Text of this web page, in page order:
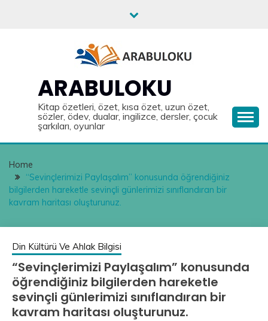
ARABULOKU
Kitap özetleri, özet, kısa özet, uzun özet,
sözler, ödev, dualar, ingilizce, dersler, çocuk
şarkıları, oyunlar
Home
“Sevinçlerimizi Paylaşalım” konusunda öğrendiğiniz
bilgilerden hareketle sevinçli günlerimizi sınıflandıran bir
kavram haritası oluşturunuz.
Din Kültürü Ve Ahlak Bilgisi
“Sevinçlerimizi Paylaşalım” konusunda
öğrendiğiniz bilgilerden hareketle
sevinçli günlerimizi sınıflandıran bir
kavram haritası oluşturunuz.